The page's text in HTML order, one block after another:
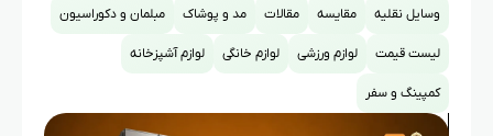
وسایل نقلیه مقایسه مقالات مد و پوشاک مبلمان و دکوراسیون
لیست قیمت لوازم ورزشی لوازم خانگی لوازم آشپزخانه
کمپینگ و سفر